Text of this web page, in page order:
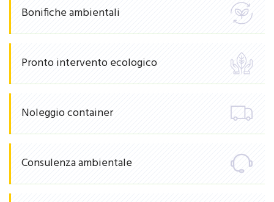
Bonifiche ambientali
Pronto intervento ecologico
Noleggio container
Consulenza ambientale